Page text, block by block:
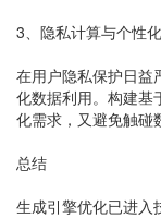
3、隐私计算与个性
在用户隐私保护日益
化数据利用。构建基
化需求，又避免触碰
总结
生成引擎优化已进入